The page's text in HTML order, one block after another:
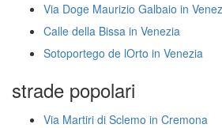
Via Doge Maurizio Galbaio in
Calle della Bissa in Venezia
Sotoportego de lOrto in Venezia
strade popolari
Via Martiri di Sclemo in Cremona